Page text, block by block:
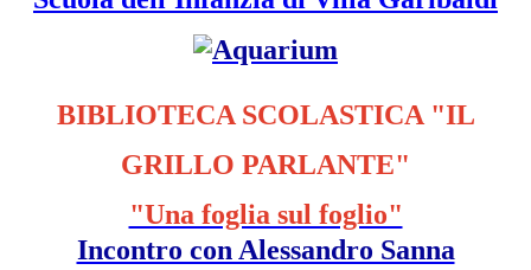
BIBLIOTECA SCOLASTICA "IL
GRILLO PARLANTE"
"Una foglia sul foglio"
Incontro con Alessandro Sanna